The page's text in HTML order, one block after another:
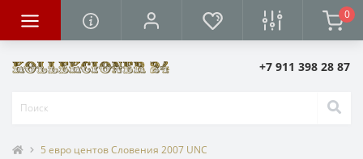
0
+7 911 398 28 87
5 евро центов Словения 2007 UNC